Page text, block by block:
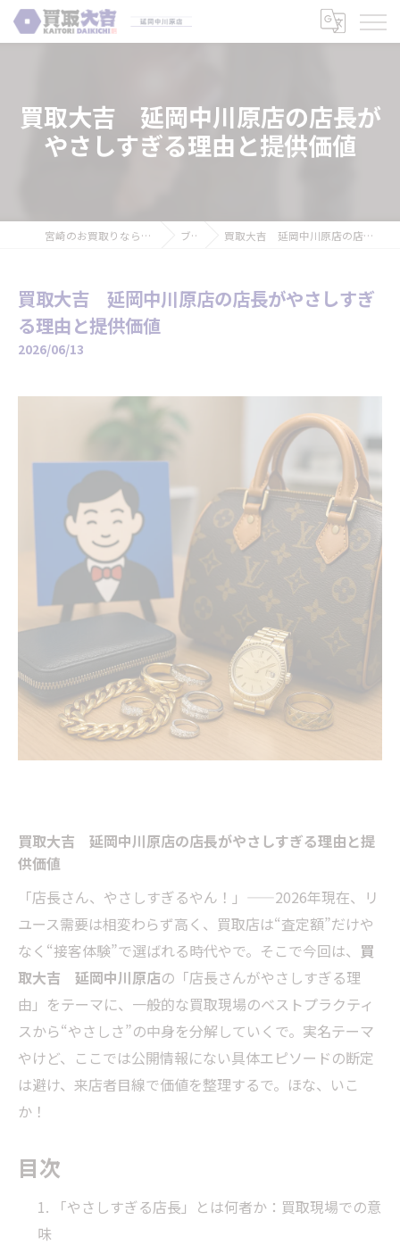
買取大吉 延岡中川原店の店長が
やさしすぎる理由と提供価値
宮崎のお買取りなら買取大吉 延岡中川原店 ブログ 買取大吉 延岡中川原店の店長がやさしすぎる理由と提供価値
買取大吉 延岡中川原店の店長がやさしすぎ
る理由と提供価値
2026/06/13
買取大吉 延岡中川原店の店長がやさしすぎる理由と提
供価値
「店長さん、やさしすぎるやん！」——2026年現在、リ
ユース需要は相変わらず高く、買取店は“査定額”だけや
なく“接客体験”で選ばれる時代やで。そこで今回は、 買
取大吉 延岡中川原店の「店長さんがやさしすぎる理
由」をテーマに、一般的な買取現場のベストプラクティ
スから“やさしさ”の中身を分解していくで。実名テーマ
やけど、ここでは公開情報にない具体エピソードの断定
は避け、来店者目線で価値を整理するで。ほな、いこ
か！
目次
「やさしすぎる店長」とは何者か：買取現場での意
味